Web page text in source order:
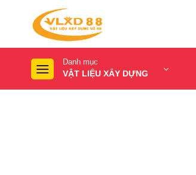
Danh mục
VẬT LIỆU XÂY DỰNG